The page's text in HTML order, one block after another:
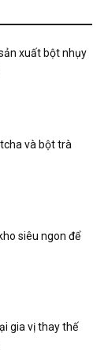
xuất bột nhụy
và bột trà
siêu ngon để
gia vị thay thế